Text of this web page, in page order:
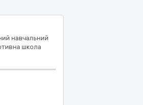
навчальний
школа